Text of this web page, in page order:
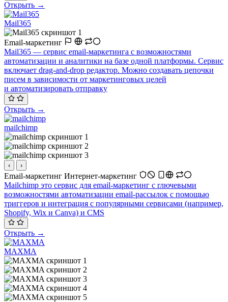
Открыть →
Mail365
Email-маркетинг
Mail365 — сервис email-маркетинга с возможностями
автоматизации и аналитики на базе одной платформы. Сервис
включает drag-and-drop редактор. Можно создавать цепочки
писем в зависимости от маркетинговых целей
и автоматизировать отправку
Открыть →
mailchimp
‹ ›
Email-маркетинг Интернет-маркетинг
Mailchimp это сервис для email-маркетинг c rлючевыми
возможностями автоматизации email-рассылок с помощью
триггеров и интеграция с популярными сервисами (например,
Shopify, Wix и Canva) и CMS
Открыть →
MAXMA